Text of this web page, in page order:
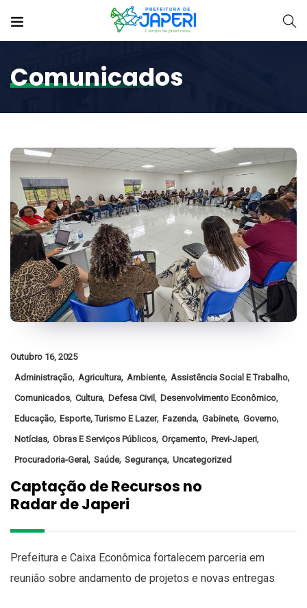
Comunicados
Outubro 16, 2025
Administração, Agricultura, Ambiente, Assistência Social E Trabalho,
Comunicados, Cultura, Defesa Civil, Desenvolvimento Econômico,
Educação, Esporte, Turismo E Lazer, Fazenda, Gabinete, Governo,
Notícias, Obras E Serviços Públicos, Orçamento, Previ-Japeri,
Procuradoria-Geral, Saúde, Segurança, Uncategorized
Captação de Recursos no
Radar de Japeri
Prefeitura e Caixa Econômica fortalecem parceria em
reunião sobre andamento de projetos e novas entregas